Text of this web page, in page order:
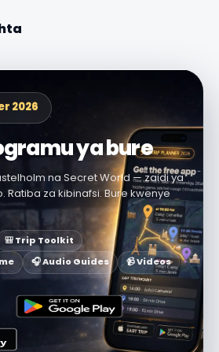
2026
ya bure
na Secret World — zaidi ya
Ratiba za kibinafsi. Bure kwenye
🎒 Trip Toolkit
🎧 Audio Guides 📹 Videos